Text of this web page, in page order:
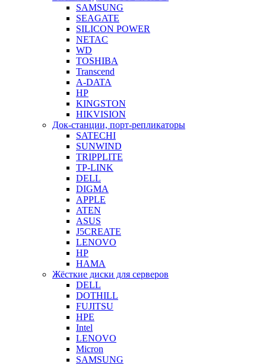
SAMSUNG
SEAGATE
SILICON POWER
NETAC
WD
TOSHIBA
Transcend
A-DATA
HP
KINGSTON
HIKVISION
Док-станции, порт-репликаторы
SATECHI
SUNWIND
TRIPPLITE
TP-LINK
DELL
DIGMA
APPLE
ATEN
ASUS
J5CREATE
LENOVO
HP
HAMA
Жёсткие диски для серверов
DELL
DOTHILL
FUJITSU
HPE
Intel
LENOVO
Micron
SAMSUNG